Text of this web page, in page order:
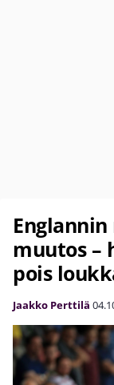
muutos –
pois
Jaakko Perttilä